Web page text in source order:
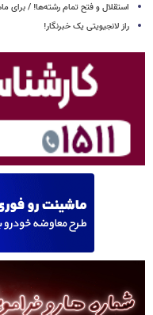
استقلال و فتح تمام رشته‌ها! / برای
راز لانجیویتی یک خبرنگار!